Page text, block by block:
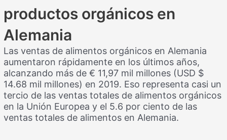
productos orgánicos en
Alemania
Las ventas de alimentos orgánicos en Alemania
aumentaron rápidamente en los últimos años,
alcanzando más de € 11,97 mil millones (USD $
14.68 mil millones) en 2019. Eso representa casi un
tercio de las ventas totales de alimentos orgánicos
en la Unión Europea y el 5.6 por ciento de las
ventas totales de alimentos en Alemania.